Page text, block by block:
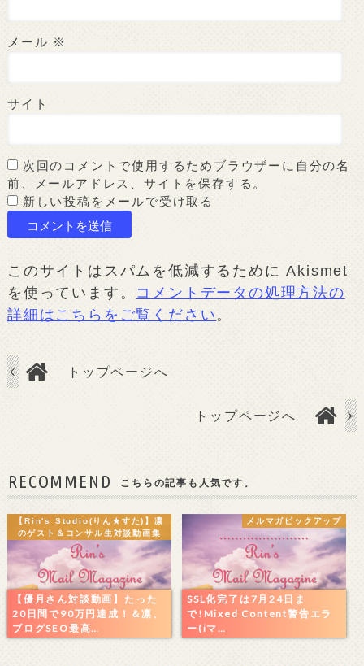
メール ※
サイト
次回のコメントで使用するためブラウザーに自分の名
前、メールアドレス、サイトを保存する。
新しい投稿をメールで受け取る
このサイトはスパムを低減するために Akismet
を使っています。 コメントデータの処理方法の
詳細はこちらをご覧ください 。
トップページへ
トップページへ
RECOMMEND こちらの記事も人気です。
【Rin's Studio(りん★すた)】凛
のゲスト＆コンサル生対談動画集
【優月さん対談動画】たった
20日間で90万円達成！＆凛、
ブログSEO最高…
メルマガピックアップ
SSL化完了は7月24日ま
で!Mixed Content警告エラ
ー(iマ…